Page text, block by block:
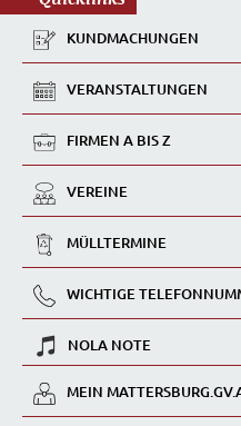
KUNDMACHUNGEN
VERANSTALTUNGEN
FIRMEN A BIS Z
VEREINE
MÜLLTERMINE
WICHTIGE
NOLA NOTE
MEIN